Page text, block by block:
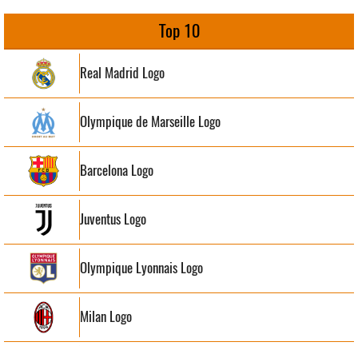
Top 10
Real Madrid Logo
Olympique de Marseille Logo
Barcelona Logo
Juventus Logo
Olympique Lyonnais Logo
Milan Logo